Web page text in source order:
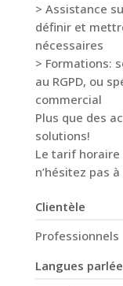
> Assistance
définir et
nécessaires
> Formations:
au RGPD, ou
commercial
Plus que des
solutions!
Le tarif
n’hésitez pas
Clientèle
Professionnels
Langues